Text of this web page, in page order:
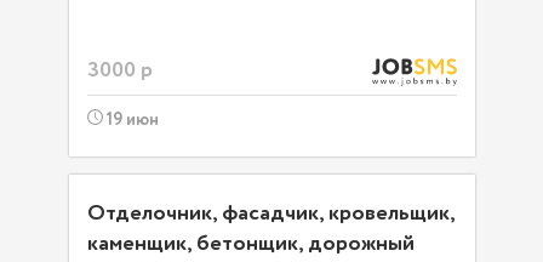
3000 р
19 июн
Отделочник, фасадчик, кровельщик,
каменщик, бетонщик, дорожный